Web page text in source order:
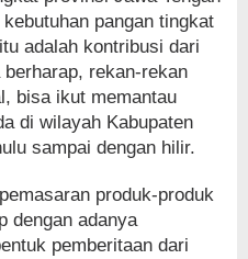
pangan tingkat
adalah kontribusi dari
rekan-rekan
bisa ikut memantau
di wilayah Kabupaten
sampai dengan hilir.
produk-produk
dengan adanya
pemberitaan dari